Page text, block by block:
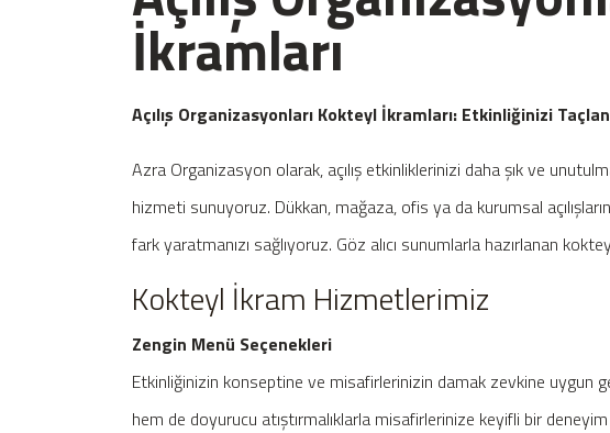
İkramları
Açılış Organizasyonları Kokteyl İkramları: Etkinliğinizi
Azra Organizasyon olarak, açılış etkinliklerinizi daha şık ve
hizmeti sunuyoruz. Dükkan, mağaza, ofis ya da kurumsal
fark yaratmanızı sağlıyoruz. Göz alıcı sunumlarla hazırlanan
Kokteyl İkram Hizmetlerimiz
Zengin Menü Seçenekleri
Etkinliğinizin konseptine ve misafirlerinizin damak zevkine uygun
hem de doyurucu atıştırmalıklarla misafirlerinize keyifli bir